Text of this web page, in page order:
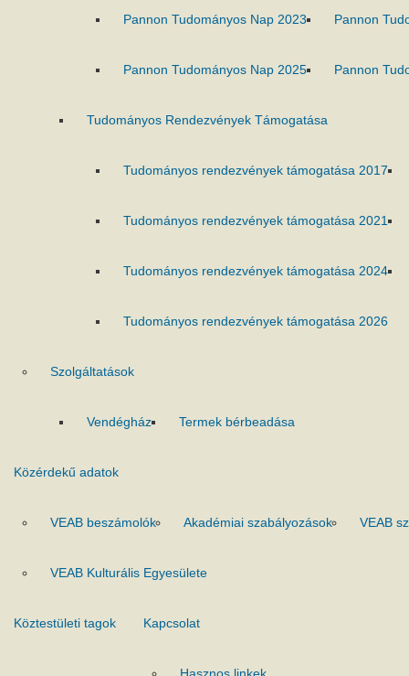
Pannon Tudományos Nap 2023 Pannon
Pannon Tudományos Nap 2025 Pannon
Tudományos Rendezvények Támogatása
Tudományos rendezvények támogatása 2017
Tudományos rendezvények támogatása 2021
Tudományos rendezvények támogatása 2024
Tudományos rendezvények támogatása 2026
Szolgáltatások
Vendégház Termek bérbeadása
Közérdekű adatok
VEAB beszámolók Akadémiai szabályozások VEAB
VEAB Kulturális Egyesülete
Köztestületi tagok Kapcsolat